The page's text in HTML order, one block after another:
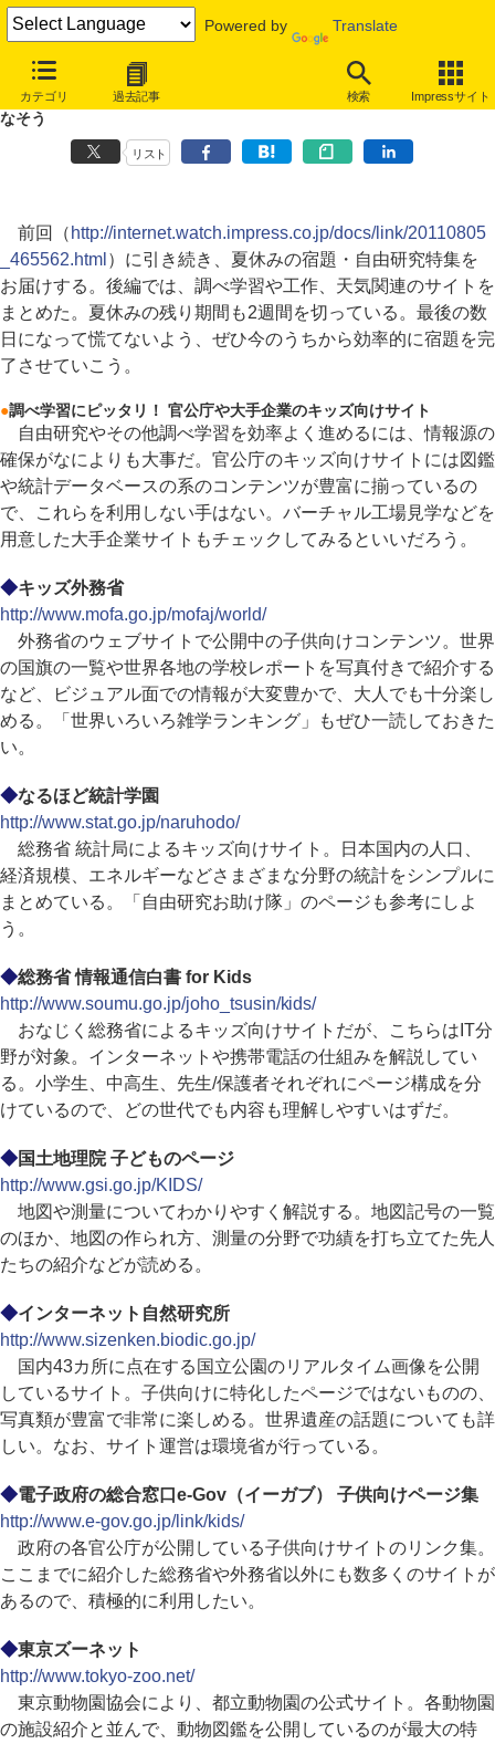
Powered by Translate
カテゴリ 過去記事 検索 Impressサイト
リンク集
夏休みの宿題・自由研究2011【後編】～調べ学習や工作を効率的にこ
なそう
リスト
前回（ http://internet.watch.impress.co.jp/docs/link/20110805
_465562.html ）に引き続き、夏休みの宿題・自由研究特集を
お届けする。後編では、調べ学習や工作、天気関連のサイトを
まとめた。夏休みの残り期間も2週間を切っている。最後の数
日になって慌てないよう、ぜひ今のうちから効率的に宿題を完
了させていこう。
●調べ学習にピッタリ！ 官公庁や大手企業のキッズ向けサイト
自由研究やその他調べ学習を効率よく進めるには、情報源の
確保がなによりも大事だ。官公庁のキッズ向けサイトには図鑑
や統計データベースの系のコンテンツが豊富に揃っているの
で、これらを利用しない手はない。バーチャル工場見学などを
用意した大手企業サイトもチェックしてみるといいだろう。
◆キッズ外務省
http://www.mofa.go.jp/mofaj/world/
外務省のウェブサイトで公開中の子供向けコンテンツ。世界
の国旗の一覧や世界各地の学校レポートを写真付きで紹介する
など、ビジュアル面での情報が大変豊かで、大人でも十分楽し
める。「世界いろいろ雑学ランキング」もぜひ一読しておきた
い。
◆なるほど統計学園
http://www.stat.go.jp/naruhodo/
総務省 統計局によるキッズ向けサイト。日本国内の人口、
経済規模、エネルギーなどさまざまな分野の統計をシンプルに
まとめている。「自由研究お助け隊」のページも参考にしよ
う。
◆総務省 情報通信白書 for Kids
http://www.soumu.go.jp/joho_tsusin/kids/
おなじく総務省によるキッズ向けサイトだが、こちらはIT分
野が対象。インターネットや携帯電話の仕組みを解説してい
る。小学生、中高生、先生/保護者それぞれにページ構成を分
けているので、どの世代でも内容も理解しやすいはずだ。
◆国土地理院 子どものページ
http://www.gsi.go.jp/KIDS/
地図や測量についてわかりやすく解説する。地図記号の一覧
のほか、地図の作られ方、測量の分野で功績を打ち立てた先人
たちの紹介などが読める。
◆インターネット自然研究所
http://www.sizenken.biodic.go.jp/
国内43カ所に点在する国立公園のリアルタイム画像を公開
しているサイト。子供向けに特化したページではないものの、
写真類が豊富で非常に楽しめる。世界遺産の話題についても詳
しい。なお、サイト運営は環境省が行っている。
◆電子政府の総合窓口e-Gov（イーガブ） 子供向けページ集
http://www.e-gov.go.jp/link/kids/
政府の各官公庁が公開している子供向けサイトのリンク集。
ここまでに紹介した総務省や外務省以外にも数多くのサイトが
あるので、積極的に利用したい。
◆東京ズーネット
http://www.tokyo-zoo.net/
東京動物園協会により、都立動物園の公式サイト。各動物園
の施設紹介と並んで、動物図鑑を公開しているのが最大の特